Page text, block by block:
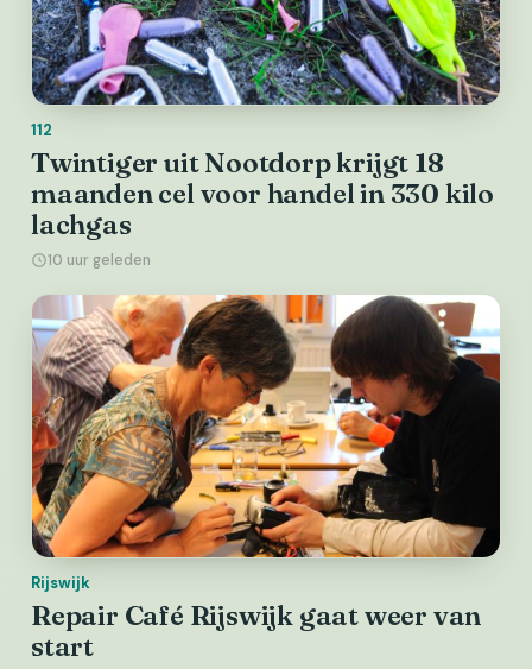
112
Twintiger uit Nootdorp krijgt 18
maanden cel voor handel in 330 kilo
lachgas
10 uur geleden
Rijswijk
Repair Café Rijswijk gaat weer van
start